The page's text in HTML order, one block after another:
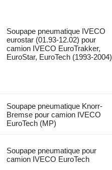
Soupape pneumatique IVECO
eurostar (01.93-12.02) pour
camion IVECO EuroTrakker,
EuroStar, EuroTech (1993-2004)
Soupape pneumatique Knorr-
Bremse pour camion IVECO
EuroTech (MP)
Soupape pneumatique pour
camion IVECO EuroTech